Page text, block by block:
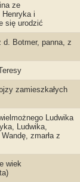
ze
i
się urodzić
Botmer, panna, z
zamieszkałych
Ludwika
Ludwika,
zmarła z
wiek